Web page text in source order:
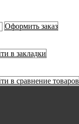
Оформить заказ
в закладки
в сравнение товаров